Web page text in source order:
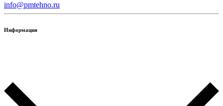
info@pmtehno.ru
Информация